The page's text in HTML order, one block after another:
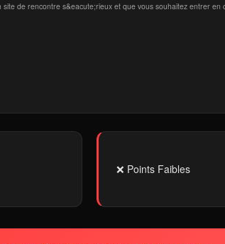
de rencontre s&eacute;rieux et que vous souhaitez entrer en
❌ Points Faibles